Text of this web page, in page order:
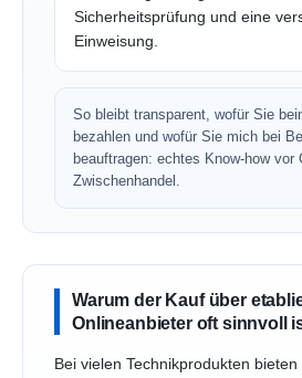
Sicherheitsprüfung und eine
Einweisung.
So bleibt transparent, wofür Sie
bezahlen und wofür Sie mich bei
beauftragen: echtes Know-how vor
Zwischenhandel.
Warum der Kauf über
Onlineanbieter oft sinnvoll
Bei vielen Technikprodukten